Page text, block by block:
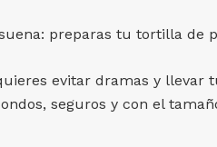
preparas tu tortilla de
evitar dramas y llevar
seguros y con el